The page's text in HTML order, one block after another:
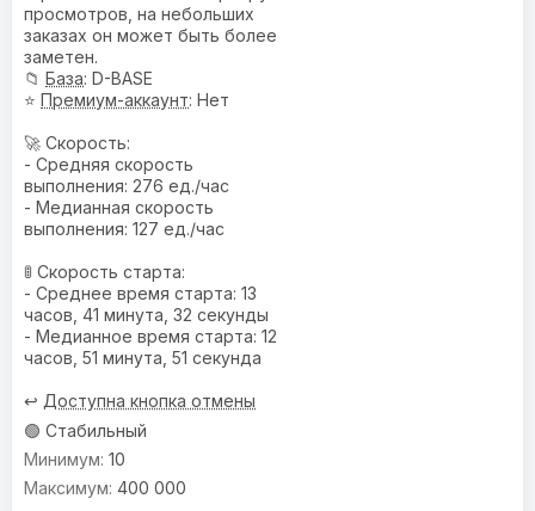
просмотров, на небольших
заказах он может быть более
заметен.
📁 База: D-BASE
⭐ Премиум-аккаунт: Нет
🚀 Скорость:
- Средняя скорость
выполнения: 276 ед./час
- Медианная скорость
выполнения: 127 ед./час
🚦 Скорость старта:
- Среднее время старта: 13
часов, 41 минута, 32 секунды
- Медианное время старта: 12
часов, 51 минута, 51 секунда
↩️ Доступна кнопка отмены
🟢 Стабильный
10
400 000